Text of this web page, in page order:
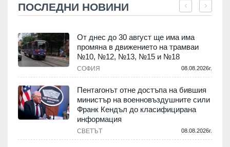
ПОСЛЕДНИ НОВИНИ
От днес до 30 август ще има има
промяна в движението на трамваи
№10, №12, №13, №15 и №18
СОФИЯ 08.08.2026г.
Пентагонът отне достъпа на бившия
министър на военновъздушните сили
Франк Кендъл до класифицирана
информация
СВЕТЪТ 08.08.2026г.